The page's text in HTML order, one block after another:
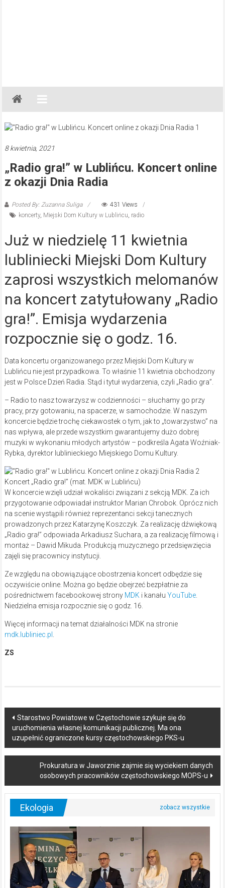
Gazeta
Regionalna
Częstochowa,
Lubliniec,
8 kwietnia, 2021
„Radio gra!” w Lublińcu. Koncert online
z okazji Dnia Radia
Posted By: Zuzanna Suliga
431 Views
koncerty, Miejski Dom Kultury w Lublińcu, radio
Już w niedzielę 11 kwietnia
lubliniecki Miejski Dom Kultury
zaprosi wszystkich melomanów
na koncert zatytułowany „Radio
gra!”. Emisja wydarzenia
rozpocznie się o godz. 16.
Data koncertu organizowanego przez Miejski Dom Kultury w
Lublińcu nie jest przypadkowa. To właśnie 11 kwietnia obchodzony
jest w Polsce Dzień Radia. Stąd i tytuł wydarzenia, czyli „Radio gra”.
– Radio to nasz towarzysz w codzienności – słuchamy go przy
pracy, przy gotowaniu, na spacerze, w samochodzie. W naszym
koncercie będzie trochę ciekawostek o tym, jak to „towarzystwo” na
nas wpływa, ale przede wszystkim gwarantujemy dużo dobrej
muzyki w wykonaniu młodych artystów – podkreśla Agata Woźniak-
Rybka, dyrektor lublinieckiego Miejskiego Domu Kultury.
Koncert „Radio gra!” (mat. MDK w Lublińcu)
W koncercie wzięli udział wokaliści związani z sekcją MDK. Za ich
przygotowanie odpowiadał instruktor Marian Chrobok. Oprócz nich
na scenie wystąpili również reprezentanci sekcji tanecznych
prowadzonych przez Katarzynę Koszczyk. Za realizację dźwiękową
„Radio gra!” odpowiada Arkadiusz Suchara, a za realizację filmową i
montaż – Dawid Mikuda. Produkcją muzycznego przedsięwzięcia
zajęli się pracownicy instytucji.
Ze względu na obowiązujące obostrzenia koncert odbędzie się
oczywiście online. Można go będzie obejrzeć bezpłatnie za
pośrednictwem facebookowej stronyMDK i kanału YouTube.
Niedzielna emisja rozpocznie się o godz. 16.
Więcej informacji na temat działalności MDK na stronie
mdk.lubliniec.pl
ZS
Post
navigation
Starostwo Powiatowe w Częstochowie szykuje się do
uruchomienia własnej komunikacji publicznej. Ma ona
uzupełnić ograniczone kursy częstochowskiego PKS-u
Prokuratura w Jaworznie zajmie się wyciekiem danych
osobowych pracowników częstochowskiego MOPS-u
Ekologia